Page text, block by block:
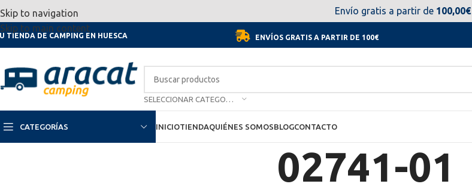
Skip to navigation
Skip to main content
Por motivo de las vacaciones, del día 11 al 23 de agosto no estaremos
TIENDA DE CAMPING EN HUESCA ENVÍOS GRATIS A PARTIR DE 100€
CATEGORÍAS INICIOTIENDAQUIÉNES SOMOSBLOGCONTACTO
02741-01
Envío gratis a partir de 100,00€